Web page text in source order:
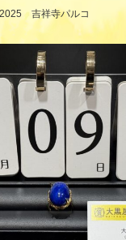
吉祥寺パルコ